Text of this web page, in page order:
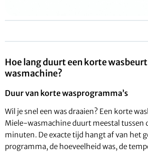
Hoe lang duurt een korte
wasmachine?
Duur van korte wasprogramma’s
Wil je snel een was draaien? Een korte
Miele-wasmachine duurt meestal tussen
minuten. De exacte tijd hangt af van het
programma, de hoeveelheid was, de